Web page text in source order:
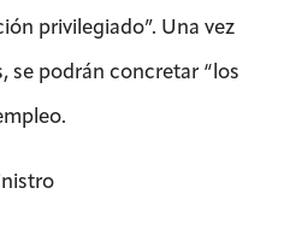
privilegiado”. Una vez
se podrán concretar “los